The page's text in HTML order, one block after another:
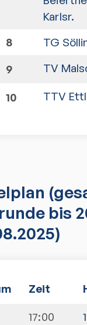
Karlsr.
8 TG
9
TV
10 TTV
bis
Zeit
17:00 1